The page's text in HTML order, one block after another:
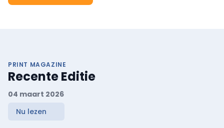
PRINT MAGAZINE
Recente Editie
04 maart 2026
Nu lezen